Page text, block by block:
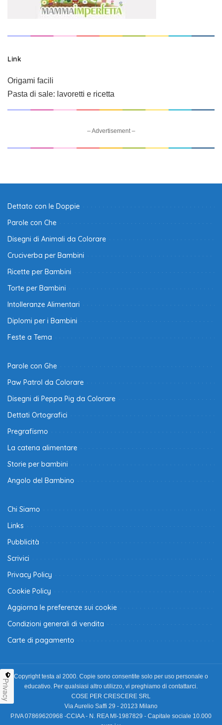
Link
Origami facili
Pasta di sale: lavoretti e ricetta
– Advertisement –
Dettato con le Doppie
Parole con Che
Disegni di Animali da Colorare
Cruciverba per Bambini
Ricette per Bambini
Torte per Bambini
Intolleranze Alimentari
Diplomi per i Bambini
Feste a Tema
Parole con Ghe
Paw Patrol da Colorare
Disegni di Peppa Pig da Colorare
Dettati Ortografici
Pregrafismo
La catena alimentare
Storie per bambini
Angolo del Bambino
Chi Siamo
Links
Pubblicità
Scrivici
Privacy Policy
Cookie Policy
Aggiorna le preferenze sui cookie
Condizioni generali di vendita
Carte di pagamento
Copyright testa al 2000. Copie sono consentite solo per uso personale o
educativo. Per qualsiasi altro utilizzo, vi preghiamo di contattarci.
COSE PER CRESCERE SRL
Via Aurelio Saffi 29 - 20123 Milano
P.IVA 07869620968 -CCIAA - N. REA MI-1987829 - Capitale sociale 10.000
Privacy